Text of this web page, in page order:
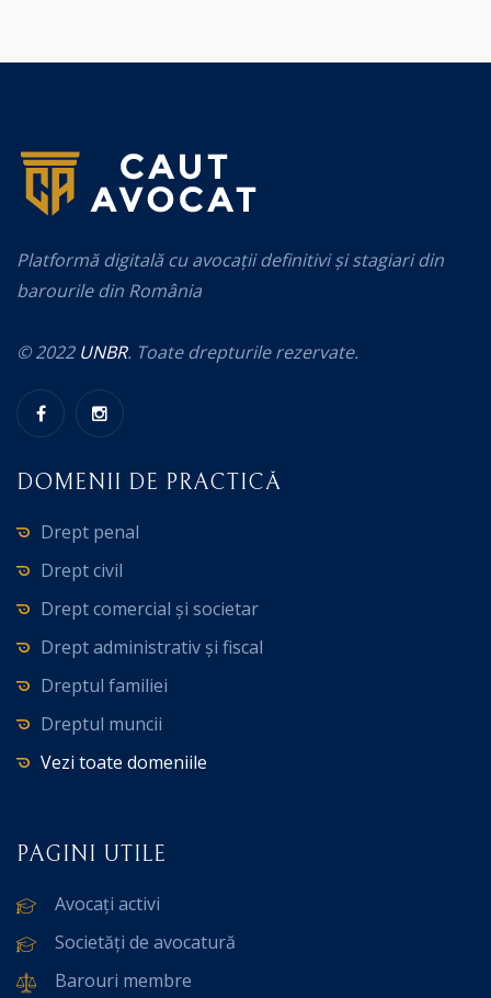
Platformă digitală cu avocații definitivi și stagiari din
barourile din România
© 2022 UNBR. Toate drepturile rezervate.
DOMENII DE PRACTICĂ
Drept penal
Drept civil
Drept comercial și societar
Drept administrativ și fiscal
Dreptul familiei
Dreptul muncii
Vezi toate domeniile
PAGINI UTILE
Avocați activi
Societăți de avocatură
Barouri membre